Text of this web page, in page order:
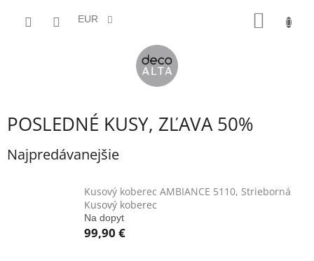
EUR
POSLEDNÉ KUSY, ZĽAVA 50%
Najpredávanejšie
Kusový koberec AMBIANCE 5110, Strieborná
Kusový koberec
Na dopyt
99,90 €